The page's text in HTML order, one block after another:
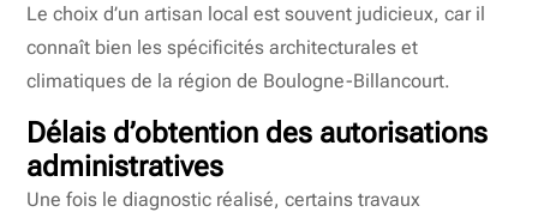
Le choix d’un artisan local est souvent judicieux, car il
connaît bien les spécificités architecturales et
climatiques de la région de Boulogne-Billancourt.
Délais d’obtention des autorisations
administratives
Une fois le diagnostic réalisé, certains travaux